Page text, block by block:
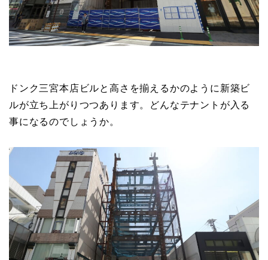
ドンク三宮本店ビルと高さを揃えるかのように新築ビ
ルが立ち上がりつつあります。どんなテナントが入る
事になるのでしょうか。